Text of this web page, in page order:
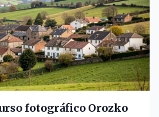
fotográfico Orozko